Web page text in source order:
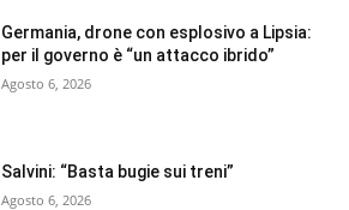
Germania, drone con esplosivo a Lipsia:
per il governo è “un attacco ibrido”
Agosto 6, 2026
Salvini: “Basta bugie sui treni”
Agosto 6, 2026